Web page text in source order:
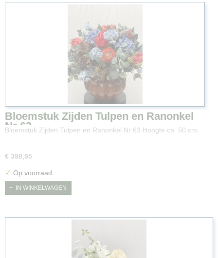
Bloemstuk Zijden Tulpen en Ranonkel
Nr 63
Bloemstuk Zijden Tulpen en Ranonkel Nr 63 Hoogte ca. 50 cm.
€ 398,95
✓ Op voorraad
IN WINKELWAGEN